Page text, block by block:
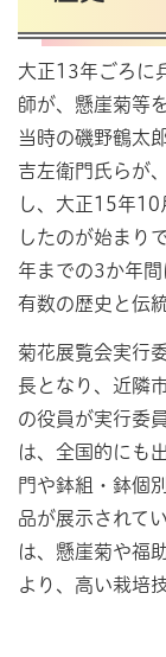
大正13年ごろに
師が、懸崖菊等
当時の磯野鶴太
吉左衛門氏らが
し、大正15年10
したのが始まり
年までの3か年
有数の歴史と伝
菊花展覧会実行
長となり、近隣
の役員が実行委
は、全国的にも
門や鉢組・鉢個
品が展示されて
は、懸崖菊や福
より、高い栽培